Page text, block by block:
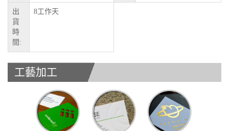
出
貨
時
間:
8工作天
工藝加工